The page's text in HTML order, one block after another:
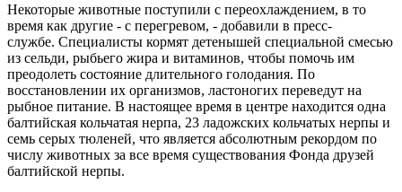
Некоторые животные поступили с переохлаждением, в то
время как другие - с перегревом, - добавили в пресс-
службе. Специалисты кормят детенышей специальной смесью
из сельди, рыбьего жира и витаминов, чтобы помочь им
преодолеть состояние длительного голодания. По
восстановлении их организмов, ластоногих переведут на
рыбное питание. В настоящее время в центре находится одна
балтийская кольчатая нерпа, 23 ладожских кольчатых нерпы и
семь серых тюленей, что является абсолютным рекордом по
числу животных за все время существования Фонда друзей
балтийской нерпы.